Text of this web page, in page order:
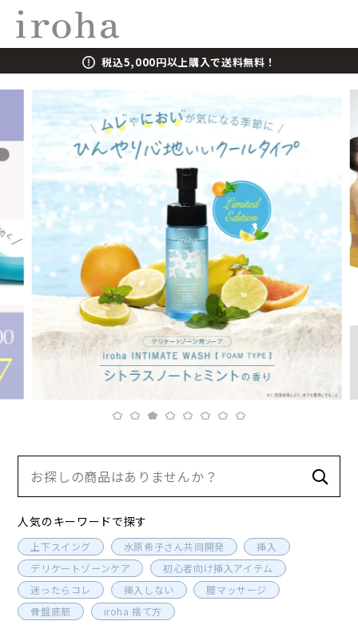
税込5,000円以上購入で送料無料！
人気のキーワードで探す
上下スイング 水原希子さん共同開発
挿入
デリケートゾーンケア
初心者向け挿入アイテム
迷ったらコレ
挿入しない
膣マッサージ
骨盤底筋
iroha 捨て方